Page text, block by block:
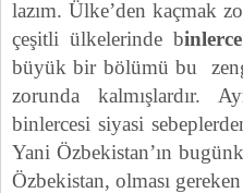
lazım. Ülke’den kaçmak
çeşitli ülkelerinde b
büyük bir bölümü bu
zorunda kalmışlardır.
binlercesi siyasi
Yani Özbekistan’ın
Özbekistan, olması